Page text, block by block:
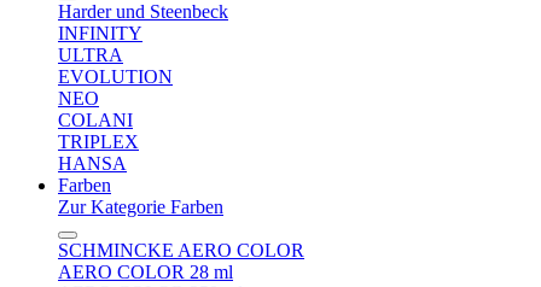
Harder und Steenbeck
INFINITY
ULTRA
EVOLUTION
NEO
COLANI
TRIPLEX
HANSA
Farben
Zur Kategorie Farben
SCHMINCKE AERO COLOR
AERO COLOR 28 ml